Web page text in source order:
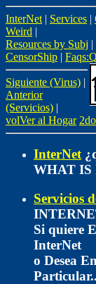
InterNet | Services |
Weird |
Resources by Subj |
CensorShip |
Siguiente (Virus) |
Anterior
(Servicios) |
volVer al Hogar
InterNet
WHAT IS
Servicios
Si quiere
InterNet
o Desea